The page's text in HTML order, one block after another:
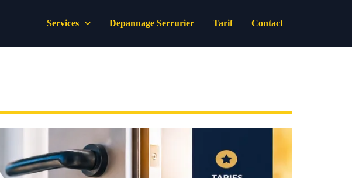
Services Depannage Serrurier Tarif Contact